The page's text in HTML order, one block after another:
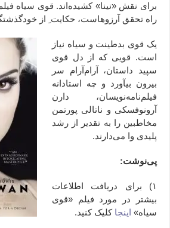
برای نقش «نینا» کشیده‌اند. قوی سیاه
راه تحقق آرزوهاست، حکایت ِ از
یک قوی بدطینت و سیاه نیاز
است. قویی که از دل قوی
سپید داستان، آرام‌آرام سر
بیرون بیآورد و چه استادانه
فیلم‌نامه‌نویسان، دارن
آرونوفسکی و ناتالی پورتمن
مخاطبین را به تقدیر از رشد
پلیدی وا می‌دارند.
پی‌نوشت:
۱) برای دریافت اطلاعات
بیشتر در مورد فیلم «قوی
سیاه» اینجا کلیک کنید.